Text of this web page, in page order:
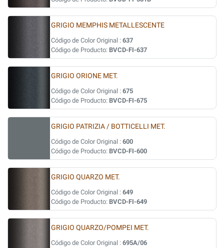
GRIGIO MEMPHIS METALLESCENTE
Código de Color Original : 637
Código de Producto: BVCD-FI-637
GRIGIO ORIONE MET.
Código de Color Original : 675
Código de Producto: BVCD-FI-675
GRIGIO PATRIZIA / BOTTICELLI MET.
Código de Color Original : 600
Código de Producto: BVCD-FI-600
GRIGIO QUARZO MET.
Código de Color Original : 649
Código de Producto: BVCD-FI-649
GRIGIO QUARZO/POMPEI MET.
Código de Color Original : 695A/06